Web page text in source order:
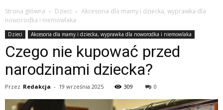
Strona główna Dzieci
Akcesoria dla mamy i dziecka, wyprawka dla
noworodka i niemowlaka
Dzieci Akcesoria dla mamy i dziecka, wyprawka dla noworodka i niemowlaka
Czego nie kupować przed
narodzinami dziecka?
Przez Redakcja - 19 września 2025 309 0